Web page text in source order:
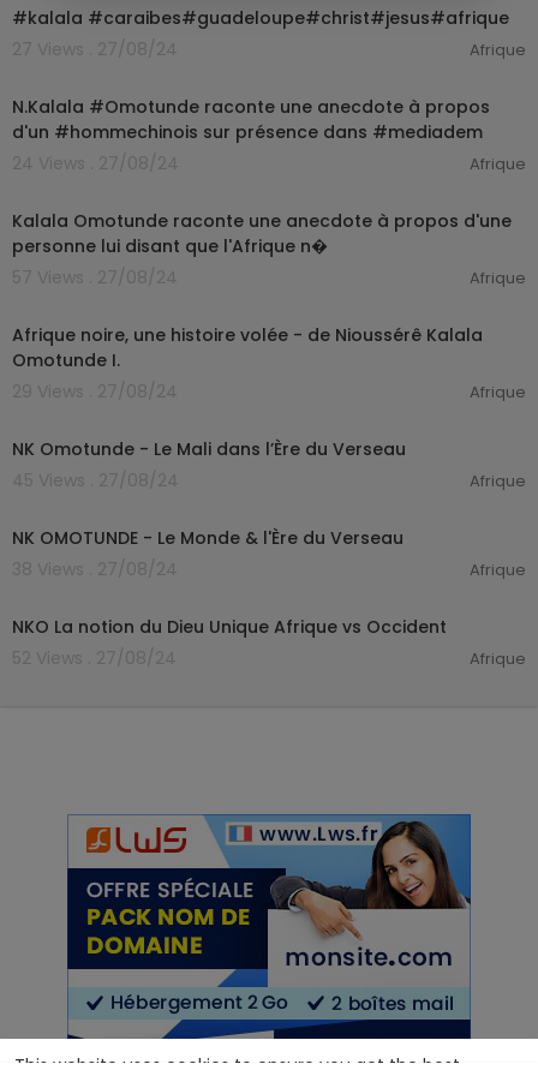
This website uses cookies to ensure you get the best
#kalala #caraibes#guadeloupe#christ#jesus#afrique
27 Views . 27/08/24
Afrique
N.Kalala #Omotunde raconte une anecdote à propos
d'un #hommechinois sur présence dans #mediadem
24 Views . 27/08/24
Afrique
Kalala Omotunde raconte une anecdote à propos d'une
personne lui disant que l'Afrique n�
57 Views . 27/08/24
Afrique
Afrique noire, une histoire volée - de Nioussérê Kalala
Omotunde I.
29 Views . 27/08/24
Afrique
NK Omotunde - Le Mali dans l’Ère du Verseau
45 Views . 27/08/24
Afrique
NK OMOTUNDE - Le Monde & l'Ère du Verseau
38 Views . 27/08/24
Afrique
NKO La notion du Dieu Unique Afrique vs Occident
52 Views . 27/08/24
Afrique